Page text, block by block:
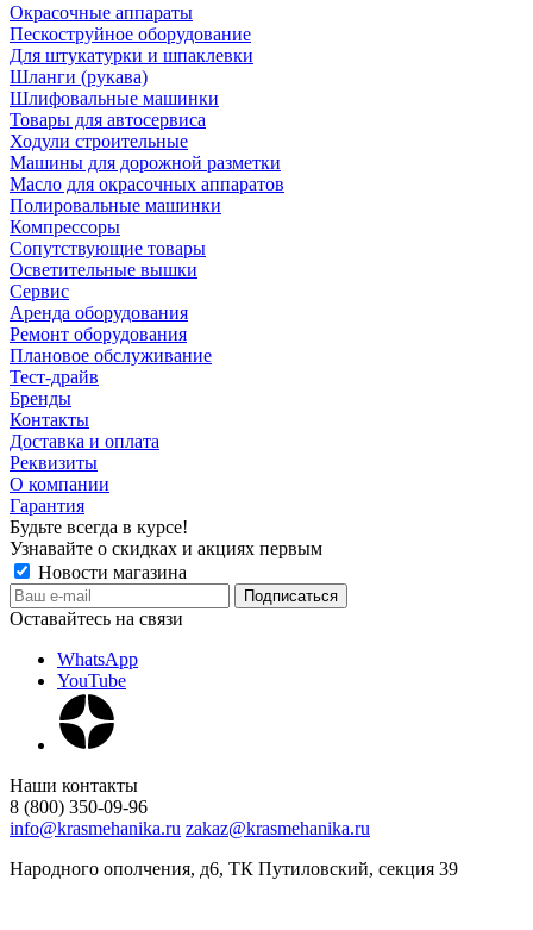
Окрасочные аппараты
Пескоструйное оборудование
Для штукатурки и шпаклевки
Шланги (рукава)
Шлифовальные машинки
Товары для автосервиса
Ходули строительные
Машины для дорожной разметки
Масло для окрасочных аппаратов
Полировальные машинки
Компрессоры
Сопутствующие товары
Осветительные вышки
Сервис
Аренда оборудования
Ремонт оборудования
Плановое обслуживание
Тест-драйв
Бренды
Контакты
Доставка и оплата
Реквизиты
О компании
Гарантия
Будьте всегда в курсе!
Узнавайте о скидках и акциях первым
Новости магазина
Оставайтесь на связи
WhatsApp
YouTube
Наши контакты
8 (800) 350-09-96
info@krasmehanika.ru zakaz@krasmehanika.ru
Народного ополчения, д6, ТК Путиловский, секция 39